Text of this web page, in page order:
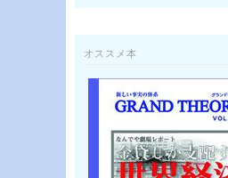
オススメ本